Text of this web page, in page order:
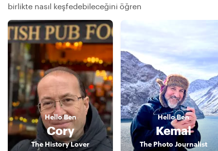
birlikte nasıl keşfedebileceğini öğren
HelloBen
Cory
The History Lover
HelloBen
Kemal
The Photo Journalist